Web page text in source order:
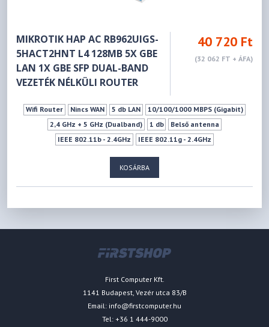
MIKROTIK HAP AC RB962UIGS-
5HACT2HNT L4 128MB 5X GBE
LAN 1X GBE SFP DUAL-BAND
VEZETÉK NÉLKÜLI ROUTER
40 720 Ft
(32 062 FT + ÁFA)
Wifi Router Nincs WAN 5 db LAN
10/100/1000 MBPS (Gigabit)
2,4 GHz + 5 GHz (Dualband)
1 db
Belső antenna
IEEE 802.11b - 2.4GHz
IEEE 802.11g - 2.4GHz
3G/4G USB-s modem támogatás
KOSÁRBA
First Computer Kft.
1141 Budapest, Vezér utca 83/B
Email: info@firstcomputer.hu
Tel: +36 1 444-9000